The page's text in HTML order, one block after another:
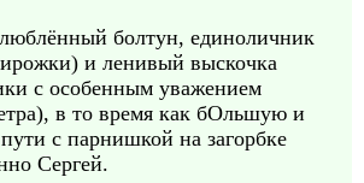
болтун, единоличник
и ленивый выскочка
с особенным уважением
в то время как бОльшую и
с парнишкой на загорбке
Сергей.